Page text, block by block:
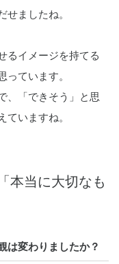
せましたね。
るイメージを持てる
っています。
、「できそう」と思
ていますね。
本当に大切なも
は変わりましたか？